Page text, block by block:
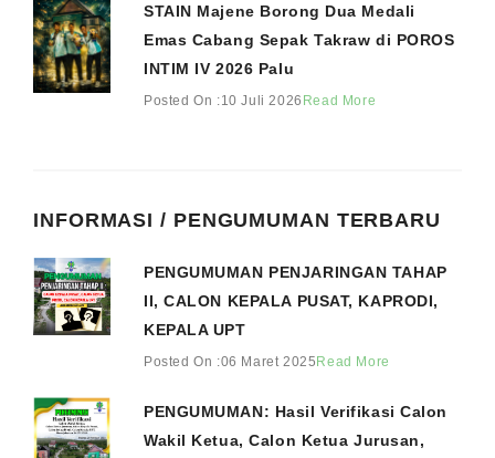
STAIN Majene Borong Dua Medali
Emas Cabang Sepak Takraw di POROS
INTIM IV 2026 Palu
Posted On :10 Juli 2026 Read More
INFORMASI / PENGUMUMAN TERBARU
PENGUMUMAN PENJARINGAN TAHAP
II, CALON KEPALA PUSAT, KAPRODI,
KEPALA UPT
Posted On :06 Maret 2025Read More
PENGUMUMAN: Hasil Verifikasi Calon
Wakil Ketua, Calon Ketua Jurusan,